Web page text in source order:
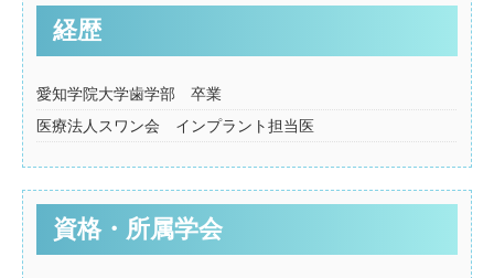
経歴
愛知学院大学歯学部 卒業
医療法人スワン会 インプラント担当医
資格・所属学会